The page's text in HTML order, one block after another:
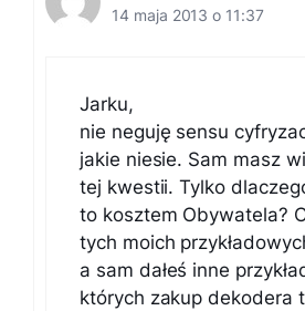
14 maja 2013 o 11:37
Jarku,
nie neguję sensu
jakie niesie. Sam masz
tej kwestii. Tylko
to kosztem Obywatela?
tych moich
a sam dałeś inne
których zakup dekodera